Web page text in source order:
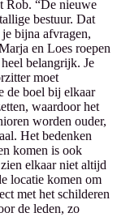
Rob. “De nieuwe
bestuur. Dat
bijna afvragen,
en Loes roepen
belangrijk. Je
moet
de boel bij elkaar
waardoor het
worden ouder,
Het bedenken
komen is ook
elkaar niet altijd
locatie komen om
met het schilderen
de leden, zo